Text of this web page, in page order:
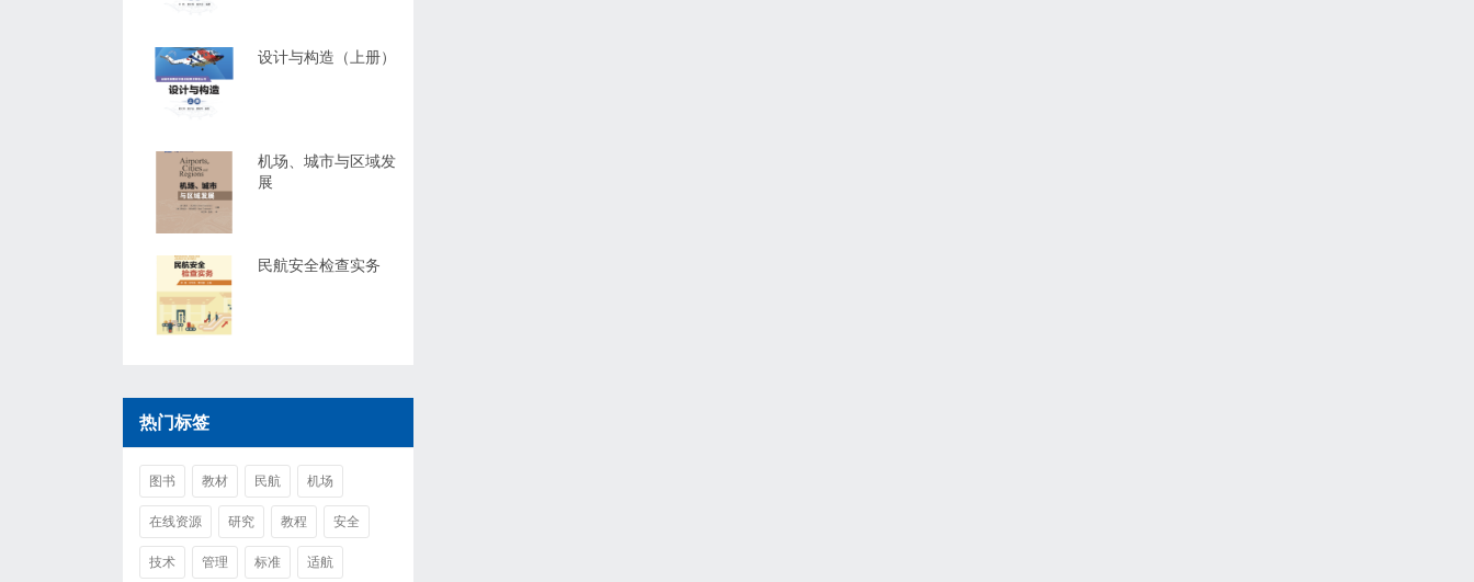
设计与构造（上册）
机场、城市与区域发
展
民航安全检查实务
热门标签
图书 教材 民航 机场
在线资源 研究 教程 安全
技术 管理 标准 适航